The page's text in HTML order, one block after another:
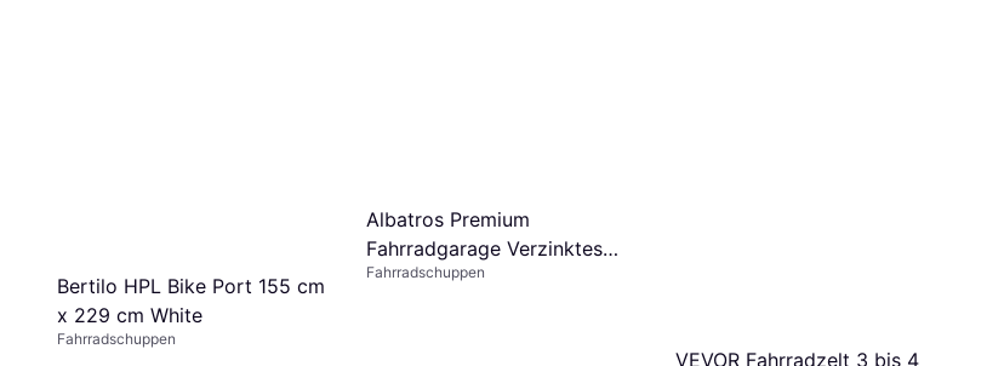
Bertilo HPL Bike Port 155 cm
x 229 cm White
Fahrradschuppen
Albatros Premium
Fahrradgarage Verzinktes
Metall Anthrazit
Fahrradschuppen
VEVOR Fahrradzelt 3 bis 4